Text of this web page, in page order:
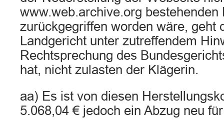
www.web.archive.org bestehenden
zurückgegriffen worden wäre, geht
Landgericht unter zutreffendem
Rechtsprechung des
hat, nicht zulasten der Klägerin.
aa) Es ist von diesen
5.068,04 € jedoch ein Abzug neu